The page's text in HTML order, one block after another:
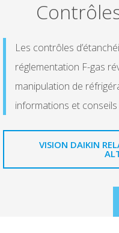
Les contrôles
réglementation F-gas
manipulation de
informations et
VISION DAIKIN